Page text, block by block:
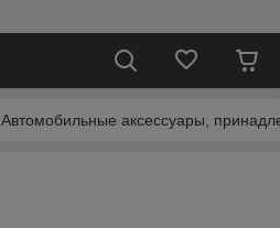
Автомобильные аксессуары,